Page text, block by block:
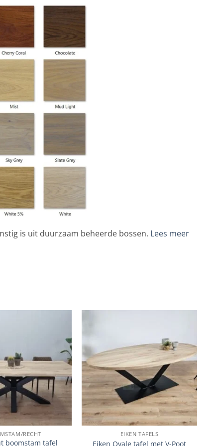
is uit duurzaam beheerde bossen. Lees meer
RECHT
boomstam tafel
EIKEN TAFELS
Eiken Ovale tafel met V-Poot